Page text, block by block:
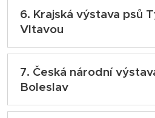
Mezitřída - V1, CAC,
6. Krajská výstava psů
Vltavou
02.08.2020
Třída otevřená - V1, VT,
7. Česká národní
Boleslav
15.08.2020